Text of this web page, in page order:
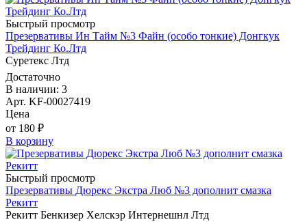
Быстрый просмотр
Презервативы Ин Тайм №3 Файн (особо тонкие) Донгкук
Трейдинг Ко.Лтд
Суретекс Лтд
Достаточно
В наличии: 3
Арт. KF-00027419
Цена
от 180 ₽
В корзину
Быстрый просмотр
Презервативы Дюрекс Экстра Люб №3 дополнит смазка
Рекитт
Рекитт Бенкизер Хелскэр Интернешнл Лтд